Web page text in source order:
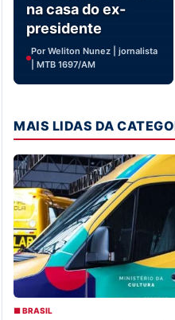
na casa do ex-
presidente
Por Weliton Nunez | jornalista
| MTB 1697/AM
MAIS LIDAS DA
■ BRASIL